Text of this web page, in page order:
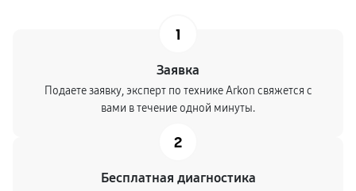
1
Заявка
Подаете заявку, эксперт по технике Arkon свяжется с
вами в течение одной минуты.
2
Бесплатная диагностика